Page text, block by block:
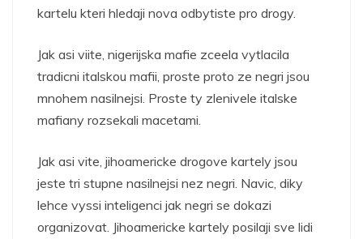
kartelu kteri hledaji nova odbytiste pro drogy.
Jak asi viite, nigerijska mafie zceela vytlacila
tradicni italskou mafii, proste proto ze negri jsou
mnohem nasilnejsi. Proste ty zlenivele italske
mafiany rozsekali macetami.
Jak asi vite, jihoamericke drogove kartely jsou
jeste tri stupne nasilnejsi nez negri. Navic, diky
lehce vyssi inteligenci jak negri se dokazi
organizovat. Jihoamericke kartely posilaji sve lidi